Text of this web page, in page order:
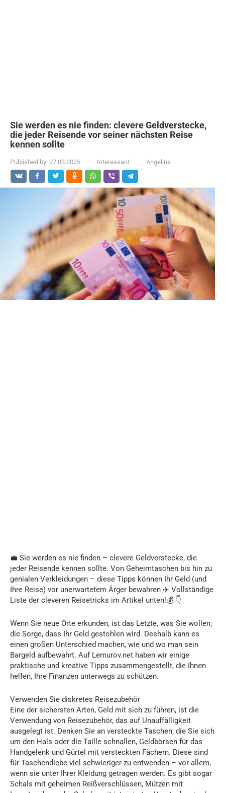
Sie werden es nie finden: clevere Geldverstecke,
die jeder Reisende vor seiner nächsten Reise
kennen sollte
Published by: 27.03.2025 Interessant Angelina
💼 Sie werden es nie finden – clevere Geldverstecke, die
jeder Reisende kennen sollte. Von Geheimtaschen bis hin zu
genialen Verkleidungen – diese Tipps können Ihr Geld (und
Ihre Reise) vor unerwartetem Ärger bewahren ✈️ Vollständige
Liste der cleveren Reisetricks im Artikel unten!💰 👇
Wenn Sie neue Orte erkunden, ist das Letzte, was Sie wollen,
die Sorge, dass Ihr Geld gestohlen wird. Deshalb kann es
einen großen Unterschied machen, wie und wo man sein
Bargeld aufbewahrt. Auf Lemurov.net haben wir einige
praktische und kreative Tipps zusammengestellt, die Ihnen
helfen, Ihre Finanzen unterwegs zu schützen.
Verwenden Sie diskretes Reisezubehör
Eine der sichersten Arten, Geld mit sich zu führen, ist die
Verwendung von Reisezubehör, das auf Unauffälligkeit
ausgelegt ist. Denken Sie an versteckte Taschen, die Sie sich
um den Hals oder die Taille schnallen, Geldbörsen für das
Handgelenk und Gürtel mit versteckten Fächern. Diese sind
für Taschendiebe viel schwieriger zu entwenden – vor allem,
wenn sie unter Ihrer Kleidung getragen werden. Es gibt sogar
Schals mit geheimen Reißverschlüssen, Mützen mit